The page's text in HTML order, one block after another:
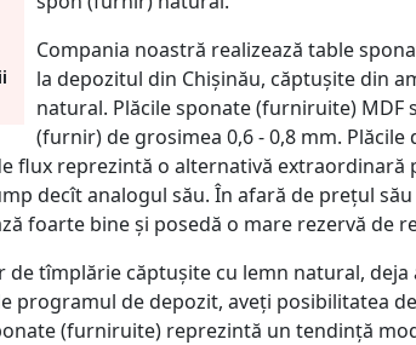
Compania noastră realizează table
la depozitul din Chișinău, căptușite din
natural. Plăcile sponate (furniruite) MDF
(furnir) de grosimea 0,6 - 0,8 mm. Plăcile
flux reprezintă o alternativă extraordinară
decît analogul său. În afară de prețul
foarte bine și posedă o mare rezervă de
de tîmplărie căptușite cu lemn natural,
programul de depozit, aveți posibilitatea
(furniruite) reprezintă un tendință